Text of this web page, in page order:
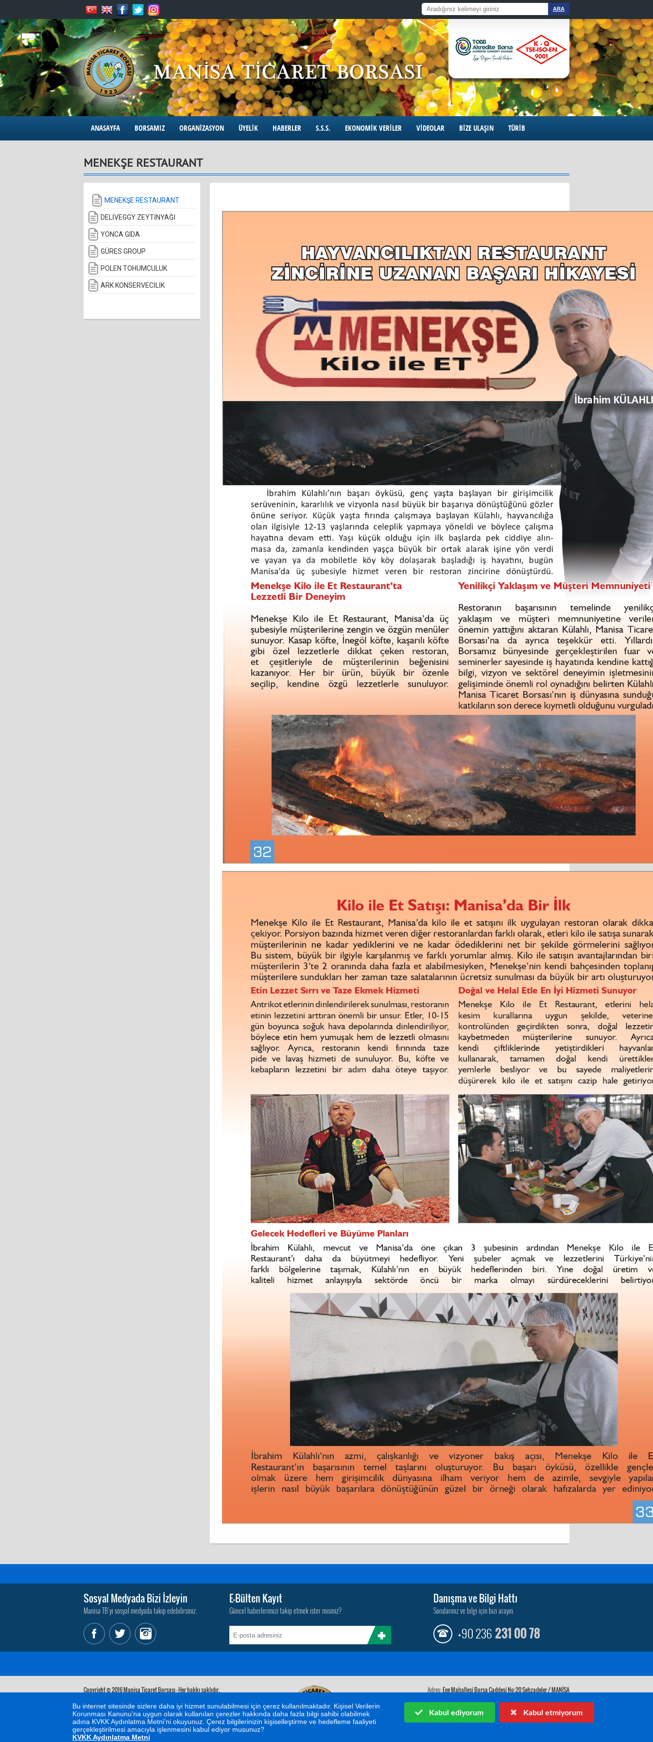
ARA
ANASAYFA BORSAMIZ ORGANİZASYON ÜYELİK HABERLER S.S.S. EKONOMİK VERİLER VİDEOLAR BİZE ULAŞIN TÜRİB
MENEKŞE RESTAURANT
MENEKŞE RESTAURANT
DELİVEGGY ZEYTİNYAĞI
YONCA GIDA
GÜRES GROUP
POLEN TOHUMCULUK
ARK KONSERVECİLİK
Sosyal Medyada Bizi İzleyin
Manisa TB'yi sosyal medyada takip edebilirsiniz.
E-Bülten Kayıt
Güncel haberlerimizi takip etmek ister misiniz?
Danışma ve Bilgi Hattı
Sorularınız ve bilgi için bizi arayın.
+90 236231 00 78
Copyright © 2016 Manisa Ticaret Borsası - Her hakkı saklıdır. Adres:Ege Mahallesi Borsa Caddesi No:20 Şehzadeler / MANİSA
manisaborsa@hs01.kep.tr
Bu internet sitesinde sizlere daha iyi hizmet sunulabilmesi için çerez kullanılmaktadır. Kişisel Verilerin
Korunması Kanunu'na uygun olarak kullanılan çerezler hakkında daha fazla bilgi sahibi olabilmek
adına KVKK Aydınlatma Metni'ni okuyunuz. Çerez bilgilerinizin kişiselleştirme ve hedefleme faaliyeti
gerçekleştirilmesi amacıyla işlenmesini kabul ediyor musunuz?
KVKK Aydınlatma Metni
Kabul ediyorum Kabul etmiyorum